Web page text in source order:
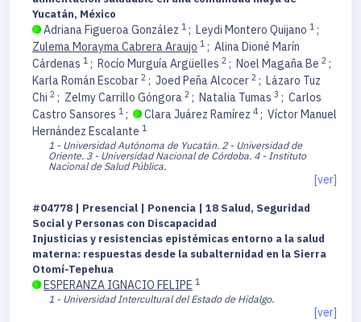
Yucatán, México
Adriana Figueroa González 1 ; Leydi Montero Quijano 1 ;
Zulema Morayma Cabrera Araujo 1 ; Alina Dioné Marín
Cárdenas 1 ; Rocío Murguía Argüelles 2 ; Noel Magaña Be 2 ;
Karla Román Escobar 2 ; Joed Peña Alcocer 2 ; Lázaro Tuz
Chi 2 ; Zelmy Carrillo Góngora 2 ; Natalia Tumas 3 ; Carlos
Castro Sansores 1 ; Clara Juárez Ramírez 4 ; Víctor Manuel
Hernández Escalante 1
1 - Universidad Autónoma de Yucatán. 2 - Universidad de
Oriente. 3 - Universidad Nacional de Córdoba. 4 - Instituto
Nacional de Salud Pública.
[ver]
#04778 | Presencial | Ponencia | 18 Salud, Seguridad
Social y Personas con Discapacidad
Injusticias y resistencias epistémicas entorno a la salud
materna: respuestas desde la subalternidad en la Sierra
Otomí-Tepehua
ESPERANZA IGNACIO FELIPE 1
1 - Universidad Intercultural del Estado de Hidalgo.
[ver]